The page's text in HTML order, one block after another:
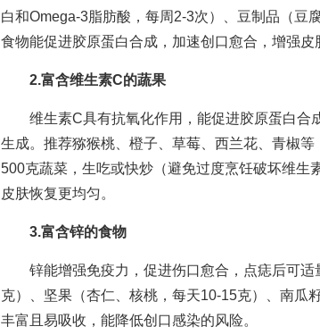
白和Omega-3脂肪酸，每周2-3次）、豆制品（豆
食物能促进胶原蛋白合成，加速创口愈合，增强皮
2.富含维生素C的蔬果
维生素C具有抗氧化作用，能促进胶原蛋白合
生成。推荐猕猴桃、橙子、草莓、西兰花、青椒
500克蔬菜，生吃或快炒（避免过度烹饪破坏维生
皮肤恢复更均匀。
3.富含锌的食物
锌能增强免疫力，促进伤口愈合，点痣后可适
克）、坚果（杏仁、核桃，每天10-15克）、南瓜
丰富且易吸收，能降低创口感染的风险。